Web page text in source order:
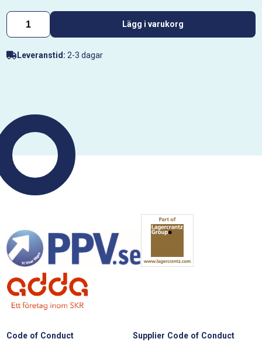
Lägg i varukorg
Leveranstid: 2-3 dagar
Code of Conduct
Supplier Code of Conduct